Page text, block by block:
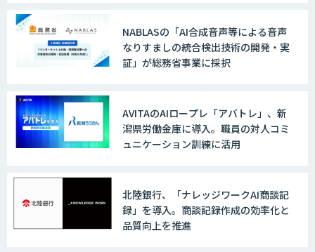
NABLASの「AI合成音声等による音声
なりすましの統合検出技術の開発・実
証」が総務省事業に採択
AVITAのAIロープレ「アバトレ」、新
潟県労働金庫に導入。職員の対人コミ
ュニケーション訓練に活用
北陸銀行、「ナレッジワークAI商談記
録」を導入。商談記録作成の効率化と
品質向上を推進